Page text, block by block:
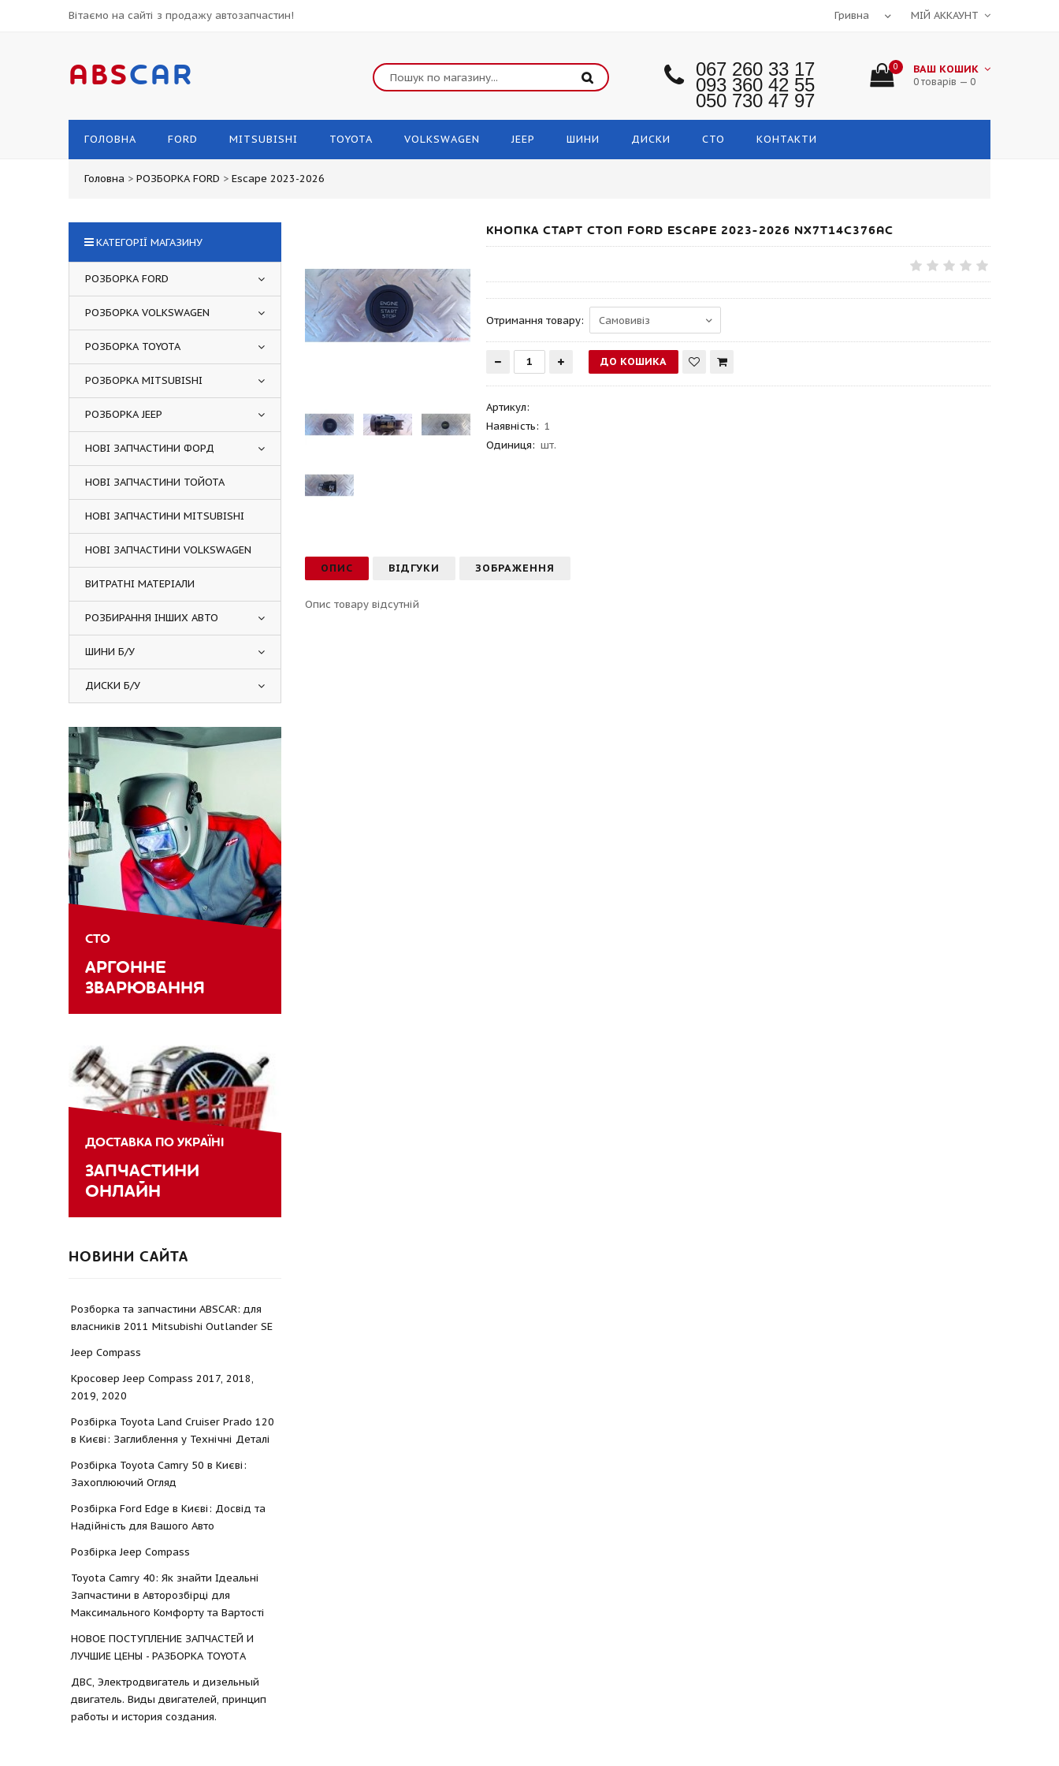
Вітаємо на сайті з продажу автозапчастин! МІЙ АККАУНТ
ABSCAR 067 260 33 17
093 360 42 55
050 730 47 97
0 ВАШ КОШИК
0 товарів — 0
ГОЛОВНА FORD MITSUBISHI TOYOTA VOLKSWAGEN JEEP ШИНИ ДИСКИ СТО КОНТАКТИ
Головна > РОЗБОРКА FORD > Escape 2023-2026
КНОПКА СТАРТ СТОП FORD ESCAPE 2023-2026 NX7T14C376AC
Отримання товару:
Артикул:
Наявність: 1
Одиниця: шт.
ОПИС ВІДГУКИ ЗОБРАЖЕННЯ
Опис товару відсутній
КАТЕГОРІЇ МАГАЗИНУ
РОЗБОРКА FORD
РОЗБОРКА VOLKSWAGEN
РОЗБОРКА TOYOTA
РОЗБОРКА MITSUBISHI
РОЗБОРКА JEEP
НОВІ ЗАПЧАСТИНИ ФОРД
НОВІ ЗАПЧАСТИНИ ТОЙОТА
НОВІ ЗАПЧАСТИНИ MITSUBISHI
НОВІ ЗАПЧАСТИНИ VOLKSWAGEN
ВИТРАТНІ МАТЕРІАЛИ
РОЗБИРАННЯ ІНШИХ АВТО
ШИНИ Б/У
ДИСКИ Б/У
СТО
АРГОННЕ
ЗВАРЮВАННЯ
ДОСТАВКА ПО УКРАЇНІ
ЗАПЧАСТИНИ
ОНЛАЙН
НОВИНИ САЙТА
Розборка та запчастини ABSCAR: для
власників 2011 Mitsubishi Outlander SE
Jeep Compass
Кросовер Jeep Compass 2017, 2018,
2019, 2020
Розбірка Toyota Land Cruiser Prado 120
в Києві: Заглиблення у Технічні Деталі
Розбірка Toyota Camry 50 в Києві:
Захоплюючий Огляд
Розбірка Ford Edge в Києві: Досвід та
Надійність для Вашого Авто
Розбірка Jeep Compass
Toyota Camry 40: Як знайти Ідеальні
Запчастини в Авторозбірці для
Максимального Комфорту та Вартості
НОВОЕ ПОСТУПЛЕНИЕ ЗАПЧАСТЕЙ И
ЛУЧШИЕ ЦЕНЫ - РАЗБОРКА TOYOTА
ДВС, Электродвигатель и дизельный
двигатель. Виды двигателей, принцип
работы и история создания.